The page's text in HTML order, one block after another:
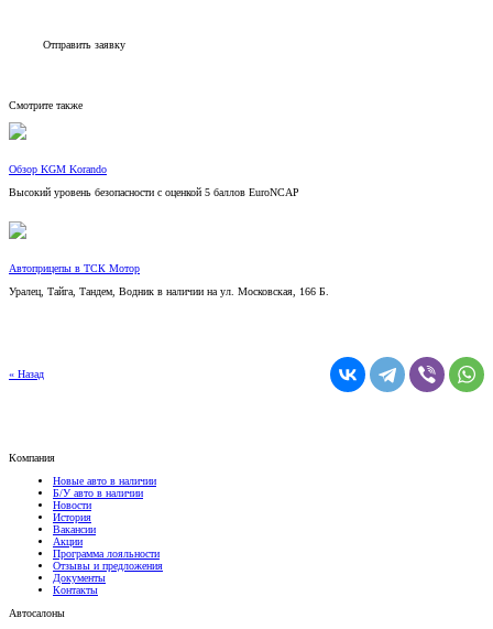
Отправить заявку
Смотрите также
Обзор KGM Korando
Высокий уровень безопасности с оценкой 5 баллов EuroNCAP
Автоприцепы в ТСК Мотор
Уралец, Тайга, Тандем, Водник в наличии на ул. Московская, 166 Б.
« Назад
Компания
Новые авто в наличии
Б/У авто в наличии
Новости
История
Вакансии
Акции
Программа лояльности
Отзывы и предложения
Документы
Контакты
Автосалоны